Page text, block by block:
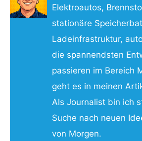
Elektroautos,
stationäre
Ladeinfrastruktur,
die spannendsten
passieren im Bereich
geht es in meinen
Als Journalist bin ich
Suche nach neuen
von Morgen.